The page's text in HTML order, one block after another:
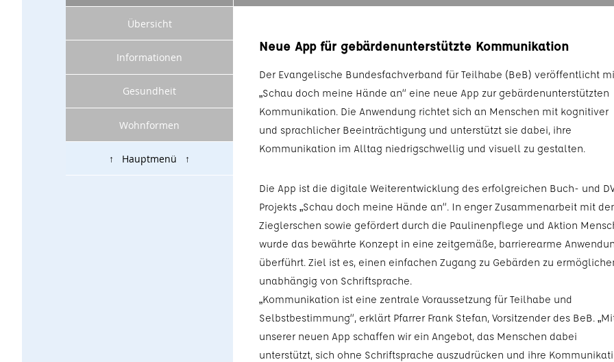
Übersicht
Informationen
Gesundheit
Wohnformen
↑ Hauptmenü ↑
Neue App für gebärdenunterstützte Kommunikation
Der Evangelische Bundesfachverband für Teilhabe (BeB) veröffentlicht
„Schau doch meine Hände an“ eine neue App zur gebärdenunterstützten
Kommunikation. Die Anwendung richtet sich an Menschen mit kognitiver
und sprachlicher Beeinträchtigung und unterstützt sie dabei, ihre
Kommunikation im Alltag niedrigschwellig und visuell zu gestalten.
Die App ist die digitale Weiterentwicklung des erfolgreichen Buch- und
Projekts „Schau doch meine Hände an“. In enger Zusammenarbeit mit
Zieglerschen sowie gefördert durch die Paulinenpflege und Aktion
wurde das bewährte Konzept in eine zeitgemäße, barrierearme
überführt. Ziel ist es, einen einfachen Zugang zu Gebärden zu
unabhängig von Schriftsprache.
„Kommunikation ist eine zentrale Voraussetzung für Teilhabe und
Selbstbestimmung“, erklärt Pfarrer Frank Stefan, Vorsitzender des BeB.
unserer neuen App schaffen wir ein Angebot, das Menschen dabei
unterstützt, sich ohne Schriftsprache auszudrücken und ihre